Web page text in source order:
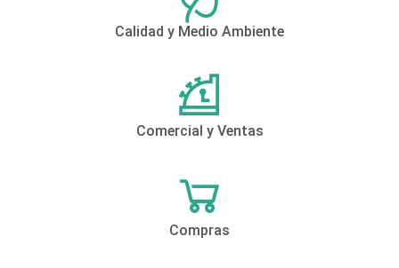
Calidad y Medio Ambiente
Comercial y Ventas
Compras